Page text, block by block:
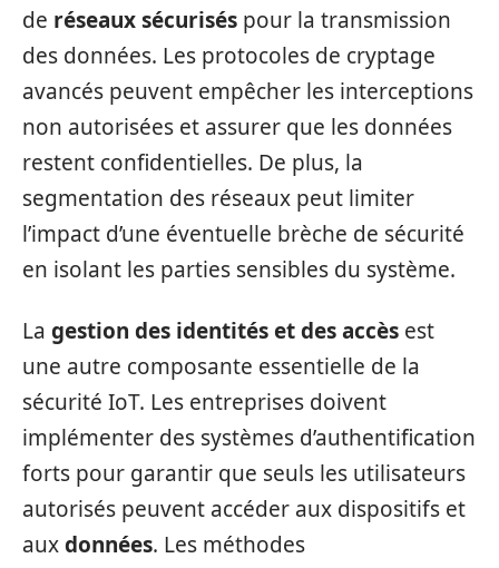
de réseaux sécurisés pour la transmission
des données. Les protocoles de cryptage
avancés peuvent empêcher les interceptions
non autorisées et assurer que les données
restent confidentielles. De plus, la
segmentation des réseaux peut limiter
l’impact d’une éventuelle brèche de sécurité
en isolant les parties sensibles du système.
La gestion des identités et des accès est
une autre composante essentielle de la
sécurité IoT. Les entreprises doivent
implémenter des systèmes d’authentification
forts pour garantir que seuls les utilisateurs
autorisés peuvent accéder aux dispositifs et
auxdonnées. Les méthodes